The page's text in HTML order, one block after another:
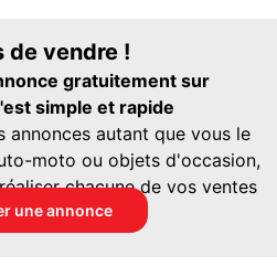
de vendre !
gratuitement sur
simple et rapide
annonces autant que vous le
moto ou objets d'occasion,
chacune de vos ventes
une annonce